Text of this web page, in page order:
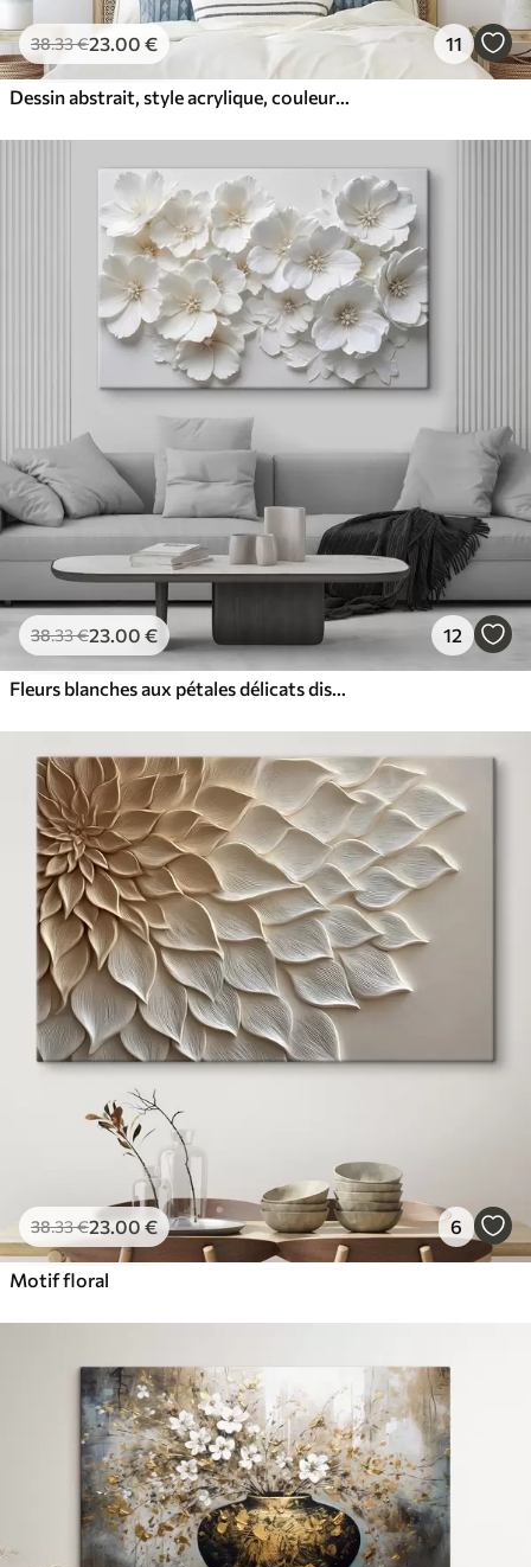
38.33€23 .00 € 11
38.33€23 .00 € 12
38.33€23.00 € 6
Motif floral